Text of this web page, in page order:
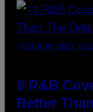
(PHOTO BY EBET
8 R&B
Better